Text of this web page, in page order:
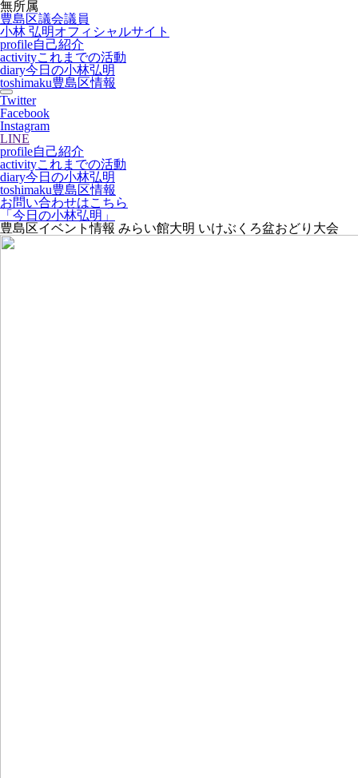
無所属
豊島区議会議員
小林 弘明オフィシャルサイト
profile自己紹介
activityこれまでの活動
diary今日の小林弘明
toshimaku豊島区情報
Twitter
Facebook
Instagram
LINE
profile自己紹介
activityこれまでの活動
diary今日の小林弘明
toshimaku豊島区情報
お問い合わせはこちら
「今日の小林弘明」
豊島区イベント情報 みらい館大明 いけぶくろ盆おどり大会